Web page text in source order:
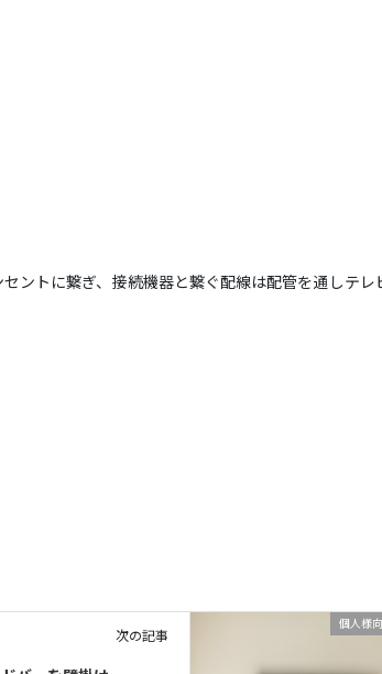
ントに繋ぎ、接続機器と繋ぐ配線は配管を通しテレ
個人様
次の記事